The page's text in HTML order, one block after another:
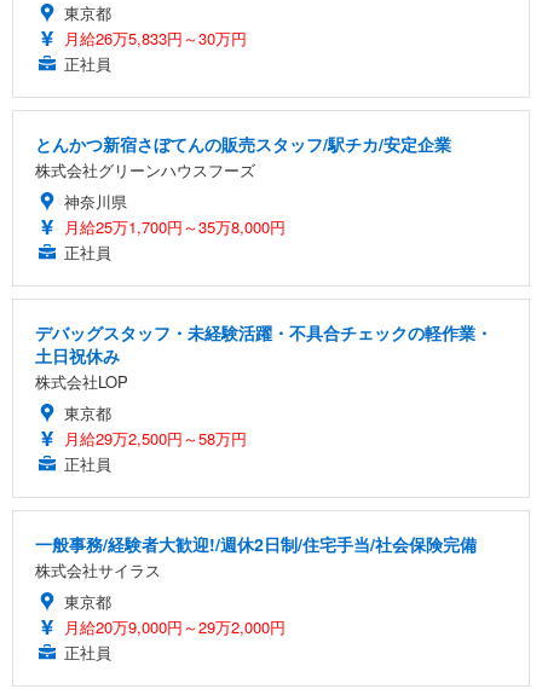
東京都
月給26万5,833円～30万円
正社員
とんかつ新宿さぼてんの販売スタッフ/駅チカ/安定企業
株式会社グリーンハウスフーズ
神奈川県
月給25万1,700円～35万8,000円
正社員
デバッグスタッフ・未経験活躍・不具合チェックの軽作業・
土日祝休み
株式会社LOP
東京都
月給29万2,500円～58万円
正社員
一般事務/経験者大歓迎!/週休2日制/住宅手当/社会保険完備
株式会社サイラス
東京都
月給20万9,000円～29万2,000円
正社員